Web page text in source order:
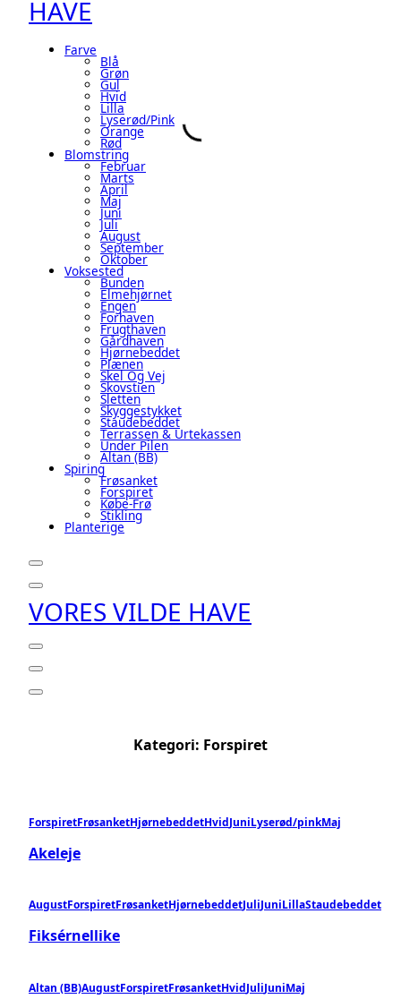
HAVE
Farve
Blå
Grøn
Gul
Hvid
Lilla
Lyserød/pink
Orange
Rød
Blomstring
Februar
Marts
April
Maj
Juni
Juli
August
September
Oktober
Voksested
Bunden
Elmehjørnet
Engen
Forhaven
Frugthaven
Gårdhaven
Hjørnebeddet
Plænen
Skel Og Vej
Skovstien
Sletten
Skyggestykket
Staudebeddet
Terrassen & Urtekassen
Under Pilen
Altan (BB)
Spiring
Frøsanket
Forspiret
Købe-Frø
Stikling
Planterige
VORES VILDE HAVE
Kategori: Forspiret
ForspiretFrøsanketHjørnebeddetHvidJuniLyserød/pinkMaj
Akeleje
AugustForspiretFrøsanketHjørnebeddetJuliJuniLillaStaudebeddet
Fiksérnellike
Altan (BB)AugustForspiretFrøsanketHvidJuliJuniMaj